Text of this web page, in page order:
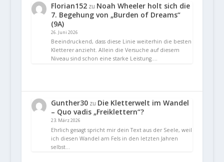
Florian152zu Noah Wheeler holt sich die
7. Begehung von „Burden of Dreams“
(9A)
26. Juni 2026
Beeindruckend, dass diese Linie weiterhin die besten
Kletterer anzieht. Allein die Versuche auf diesem
Niveau sind schon eine starke Leistung.…
Gunther30zu Die Kletterwelt im Wandel
– Quo vadis „Freiklettern“?
23. März 2026
Ehrlich gesagt spricht mir dein Text aus der Seele, weil
ich diesen Wandel am Fels in den letzten Jahren
selbst…